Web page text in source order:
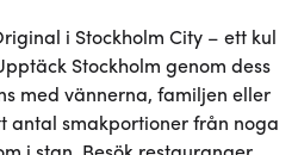
i Stockholm City – ett kul
Stockholm genom dess
med vännerna, familjen eller
antal smakportioner från noga